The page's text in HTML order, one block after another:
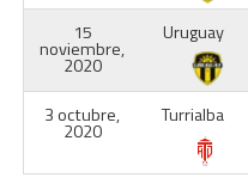
15
noviembre,
2020
Uruguay
3 octubre,
2020
Turrialba